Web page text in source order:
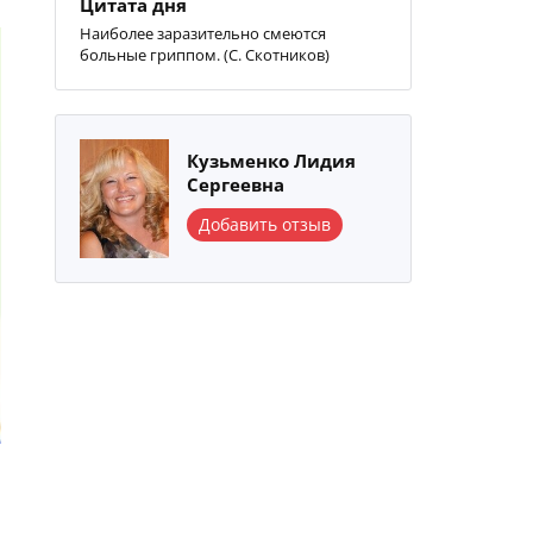
Цитата дня
Наиболее заразительно смеются
больные гриппом. (С. Скотников)
Кузьменко Лидия
Сергеевна
Добавить отзыв